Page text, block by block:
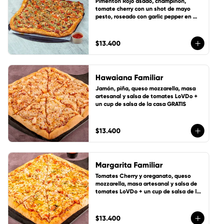
tomate cherry con un shot de mayo
pesto, roseado con garlic pepper en
mozzarella y 1 cup de salsa de la casa
gratis!
$13.400
Hawaiana Familiar
Jamón, piña, queso mozzarella, masa
artesanal y salsa de tomates LoVDo +
un cup de salsa de la casa GRATIS
$13.400
Margarita Familiar
Tomates Cherry y oreganato, queso
mozzarella, masa artesanal y salsa de
tomates LoVDo + un cup de salsa de la
$13.400